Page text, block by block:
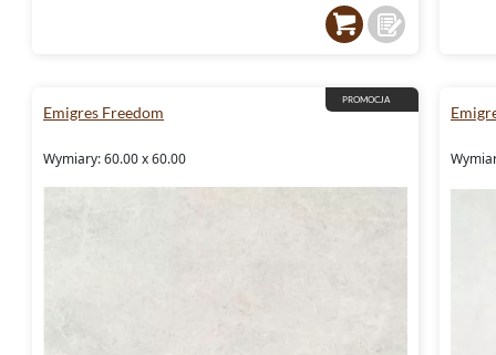
PROMOCJA
Emigres Freedom
Wymiary: 60.00 x 60.00